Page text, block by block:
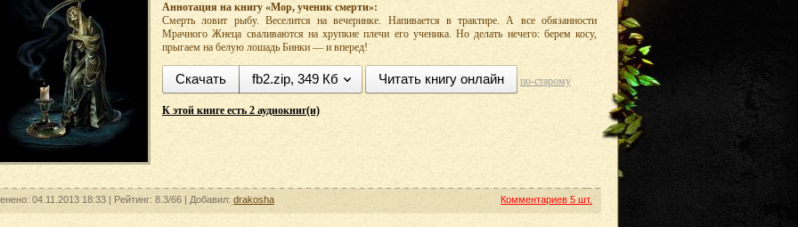
Аннотация на книгу «Мор, ученик смерти»:
Смерть ловит рыбу. Веселится на вечеринке. Напивается в трактире. А все обязанности
Мрачного Жнеца сваливаются на хрупкие плечи его ученика. Но делать нечего: берем косу,
прыгаем на белую лошадь Бинки — и вперед!
Скачать fb2.zip, 349 Кб Читать книгу онлайн по-старому
К этой книге есть 2 аудиокниг(и)
04.11.2013 18:33 | Рейтинг: 8.3/66 | Добавил: drakosha Комментариев 5 шт.